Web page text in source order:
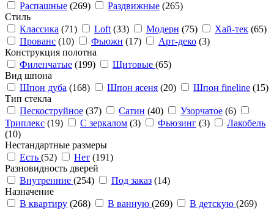
Распашные (269) Раздвижные (265)
Стиль
Классика (71) Loft (33) Модерн (75) Хай-тек (65)
Прованс (10) Фьюжн (17) Арт-деко (3)
Конструкция полотна
Филенчатые (199) Щитовые (65)
Вид шпона
Шпон дуба (168) Шпон ясеня (20) Шпон fineline (15)
Тип стекла
Пескоструйное (37) Сатин (40) Узорчатое (6)
Триплекс (19) С зеркалом (3) Фьюзинг (3)
Лакобель
(10)
Нестандартные размеры
Есть (52) Нет (191)
Разновидность дверей
Внутренние (254) Под заказ (14)
Назначение
В квартиру (268) В ванную (269) В детскую (269)